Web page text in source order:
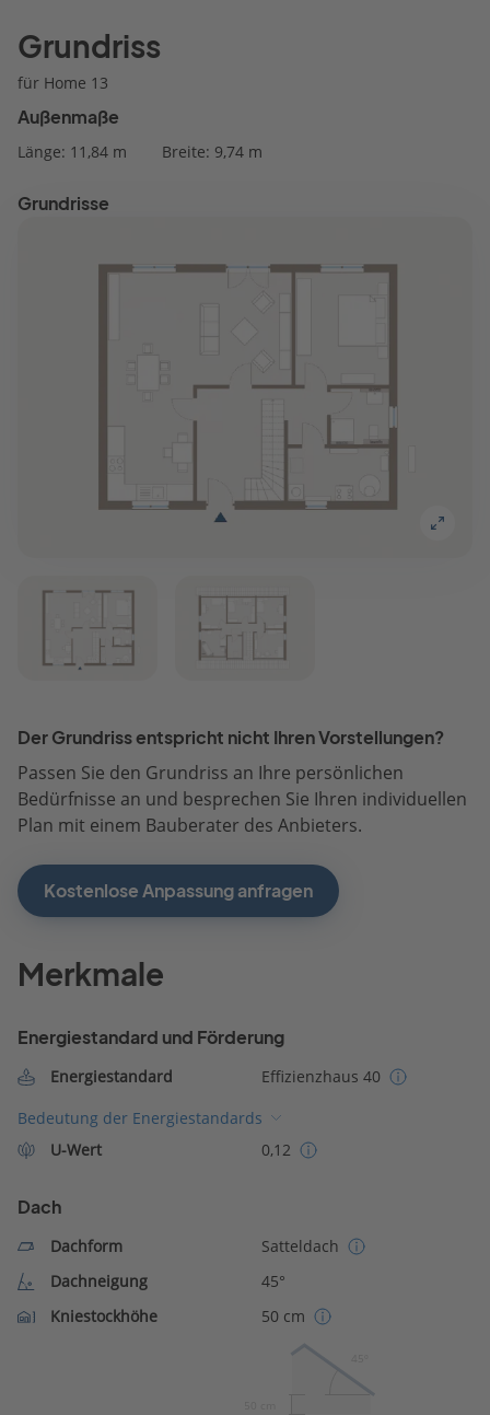
Grundriss
für Home 13
Außenmaße
Länge: 11,84 m Breite: 9,74 m
Grundrisse
Der Grundriss entspricht nicht Ihren Vorstellungen?
Passen Sie den Grundriss an Ihre persönlichen
Bedürfnisse an und besprechen Sie Ihren individuellen
Plan mit einem Bauberater des Anbieters.
Kostenlose Anpassung anfragen
Merkmale
Energiestandard und Förderung
Energiestandard
Effizienzhaus 40
Bedeutung der Energiestandards
U-Wert
0,12
Dach
Dachform
Satteldach
Dachneigung
45°
Kniestockhöhe
50 cm